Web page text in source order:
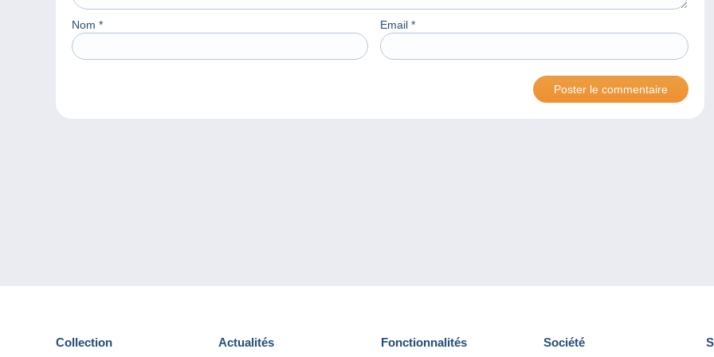
Nom * Email *
Collection Actualités Fonctionnalités Société